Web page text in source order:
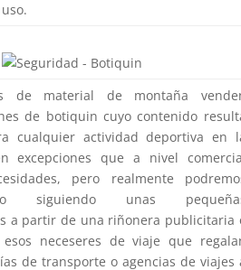
de material de montaña
de botiquin cuyo contenido
cualquier actividad deportiva en
excepciones que a nivel
pero realmente
siguiendo unas
a partir de una riñonera publicitaria
neceseres de viaje que
de transporte o agencias de viajes